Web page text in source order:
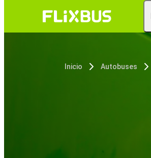
Inicio Autobuses